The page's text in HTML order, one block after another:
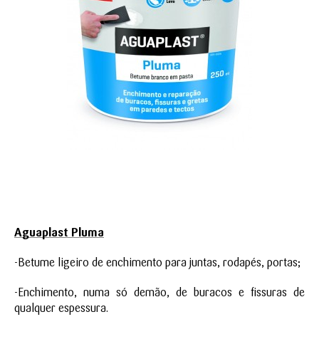
Aguaplast Pluma
-Betume ligeiro de enchimento para juntas, rodapés, portas;
-Enchimento, numa só demão, de buracos e fissuras de
qualquer espessura.